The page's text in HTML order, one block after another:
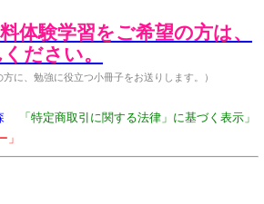
体験学習をご希望の方は、
ださい。
方に、勉強に役立つ小冊子をお送りします。）
「特定商取引に関する法律」に基づく表示」
」